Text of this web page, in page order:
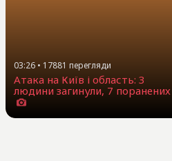
03:26 • 17881 перегляди
Атака на Київ і область: 3
людини загинули, 7 поранених